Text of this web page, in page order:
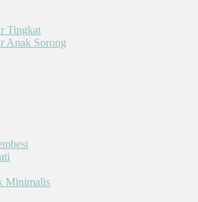
Tingkat
Anak Sorong
Minimalis